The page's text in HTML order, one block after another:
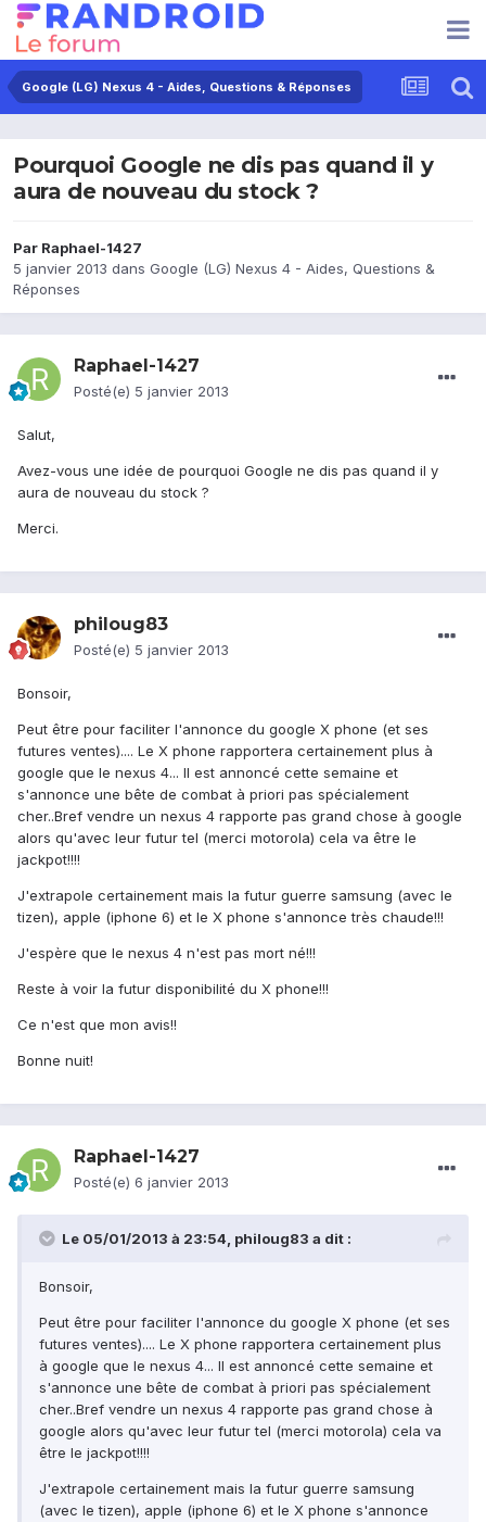
Google (LG) Nexus 4 - Aides, Questions & Réponses
Pourquoi Google ne dis pas quand il y
aura de nouveau du stock ?
Par Raphael-1427
5 janvier 2013 dans Google (LG) Nexus 4 - Aides, Questions &
Réponses
Raphael-1427
Posté(e) 5 janvier 2013
Salut,
Avez-vous une idée de pourquoi Google ne dis pas quand il y
aura de nouveau du stock ?
Merci.
philoug83
Posté(e) 5 janvier 2013
Bonsoir,
Peut être pour faciliter l'annonce du google X phone (et ses
futures ventes).... Le X phone rapportera certainement plus à
google que le nexus 4... Il est annoncé cette semaine et
s'annonce une bête de combat à priori pas spécialement
cher..Bref vendre un nexus 4 rapporte pas grand chose à google
alors qu'avec leur futur tel (merci motorola) cela va être le
jackpot!!!!
J'extrapole certainement mais la futur guerre samsung (avec le
tizen), apple (iphone 6) et le X phone s'annonce très chaude!!!
J'espère que le nexus 4 n'est pas mort né!!!
Reste à voir la futur disponibilité du X phone!!!
Ce n'est que mon avis!!
Bonne nuit!
Raphael-1427
Posté(e) 6 janvier 2013
Le 05/01/2013 à 23:54, philoug83 a dit :
Bonsoir,
Peut être pour faciliter l'annonce du google X phone (et ses
futures ventes).... Le X phone rapportera certainement plus
à google que le nexus 4... Il est annoncé cette semaine et
s'annonce une bête de combat à priori pas spécialement
cher..Bref vendre un nexus 4 rapporte pas grand chose à
google alors qu'avec leur futur tel (merci motorola) cela va
être le jackpot!!!!
J'extrapole certainement mais la futur guerre samsung
(avec le tizen), apple (iphone 6) et le X phone s'annonce